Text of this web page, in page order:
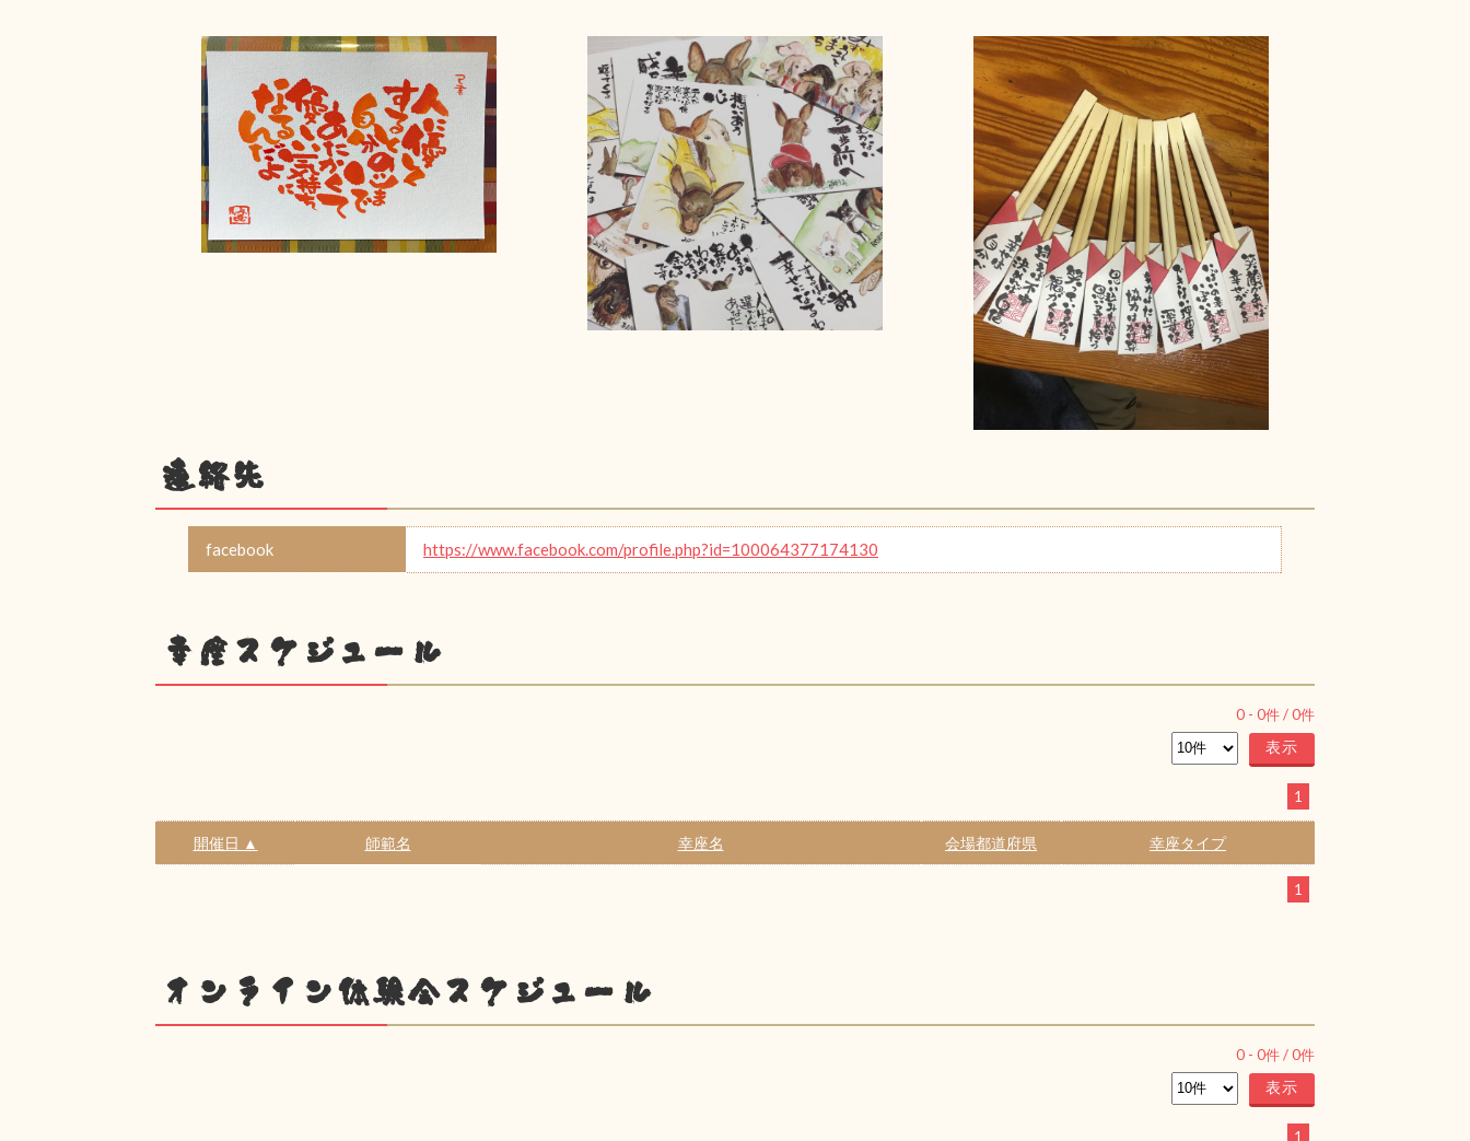
連絡先
facebook https://www.facebook.com/profile.php?id=100064377174130
幸座スケジュール
0 - 0件 /0件
1
開催日 ▲ 師範名 幸座名 会場都道府県 幸座タイプ
1
オンライン体験会スケジュール
0 - 0件 /0件
1